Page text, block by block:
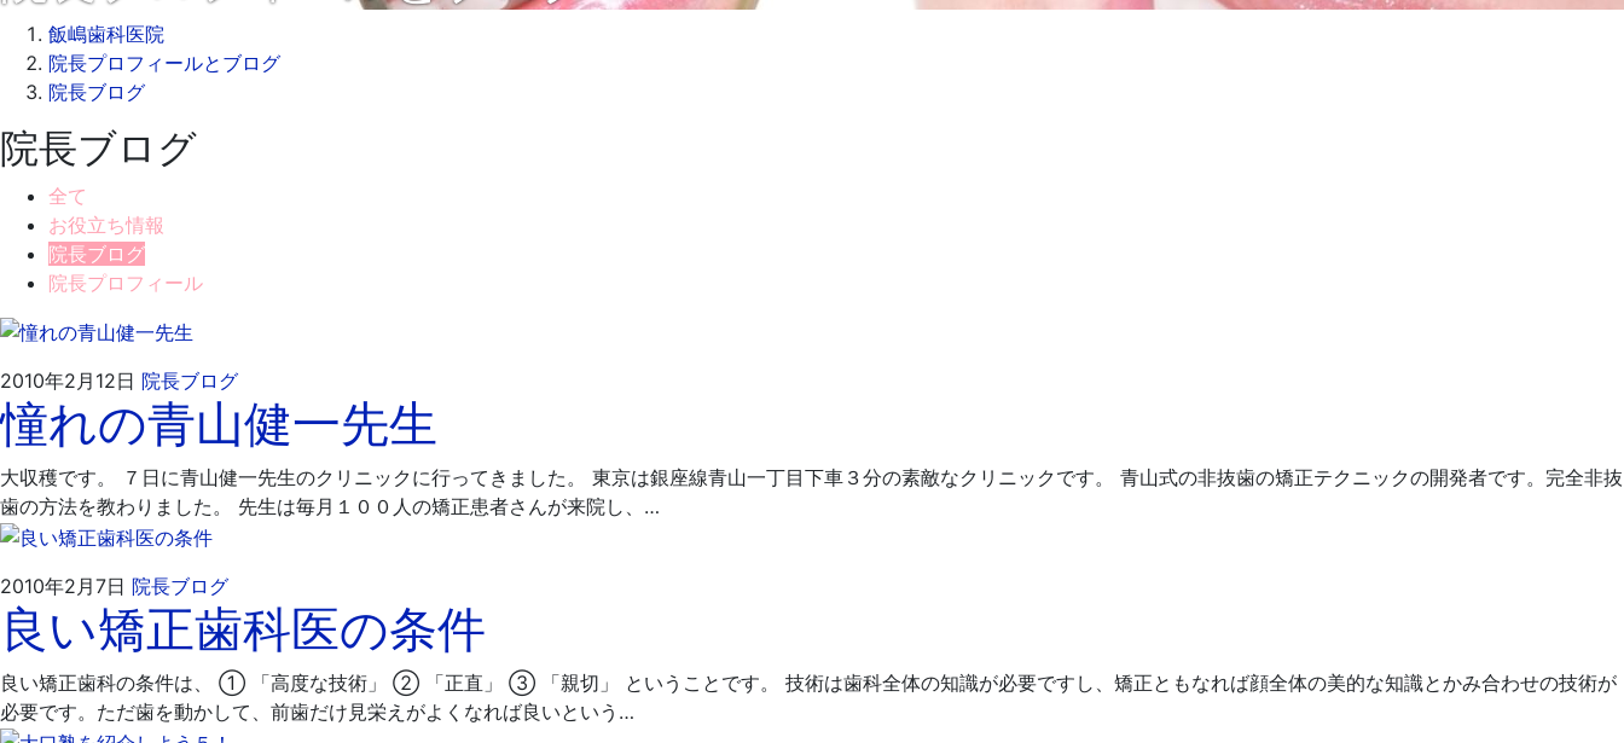
飯嶋歯科医院
院長プロフィールとブログ
院長ブログ
院長ブログ
全て
お役立ち情報
院長ブログ
院長プロフィール
2010年2月12日 院長ブログ2010
年
12
飯
嶋
歯
医
憧れの青山健一先生
大収穫です。 ７日に青山健一先生のクリニックに行ってきました。 東京は銀座線青山一丁目下車３分の素敵なクリニックです。 青山式の非抜歯の矯正テクニックの開発者です。完全非抜
歯の方法を教わりました。 先生は毎月１００人の矯正患者さんが来院し、…
2010年2月7日 院長ブログ2010
年
2
月
7
日
飯
嶋
歯
科
医
院
良い矯正歯科医の条件
良い矯正歯科の条件は、 ① 「高度な技術」 ② 「正直」 ③ 「親切」 ということです。 技術は歯科全体の知識が必要ですし、矯正ともなれば顔全体の美的な知識とかみ合わせの技術が
必要です。ただ歯を動かして、前歯だけ見栄えがよくなれば良いという…